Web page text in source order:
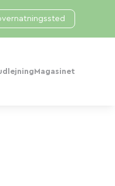
Magasinet